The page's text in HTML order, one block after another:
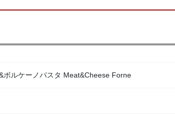
ボルケーノパスタ Meat&Cheese Forne